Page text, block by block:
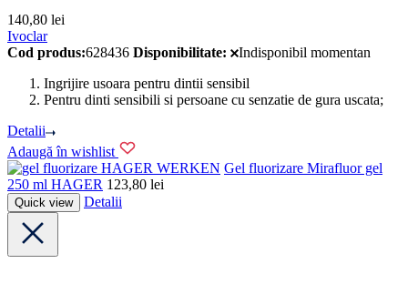
140,80 lei
Ivoclar
Cod produs:628436 Disponibilitate:
Indisponibil momentan
Ingrijire usoara pentru dintii sensibil
Pentru dinti sensibili si persoane cu senzatie de gura uscata;
Detalii
Adaugă în wishlist
HAGER WERKEN Gel fluorizare Mirafluor gel
250 ml HAGER 123,80 lei
Quick view Detalii